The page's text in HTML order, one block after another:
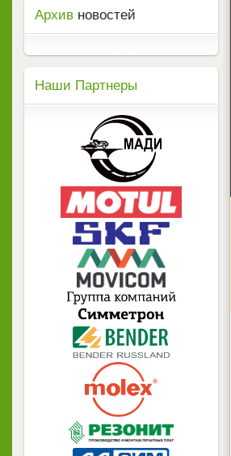
Архив новостей
Наши Партнеры